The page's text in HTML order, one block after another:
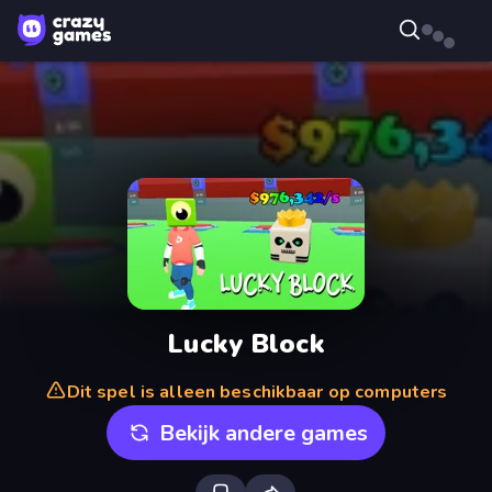
Lucky Block
Dit spel is alleen beschikbaar op computers
Bekijk andere games